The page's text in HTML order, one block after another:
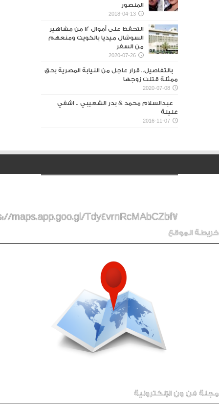
المنصور‎
2018-04-13
التحفظ على أموال 12 من مشاهير
السوشال ميديا بالكويت ومنعهم
من السفر
2020-07-26
بالتفاصيل.. قرار عاجل من النيابة المصرية بحق
ممثلة قتلت زوجها
2020-07-08
عبدالسلام محمد & بدر الشعيبي .. اشفي
غليلة
2016-11-07
maps.app.goo.gl/Tdy4vrnRcMAbCZbf7
خريطة الموقع
مجلة فن ون الإلكترونية